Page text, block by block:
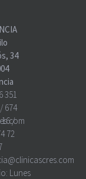
34
351
674
16/
72
Lunes